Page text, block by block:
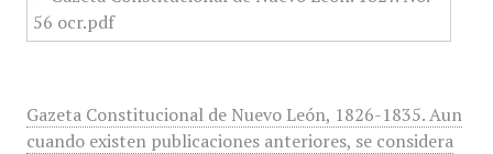
Gazeta Constitucional de Nuevo León, 1826-1835. Aun
cuando existen publicaciones anteriores, se considera